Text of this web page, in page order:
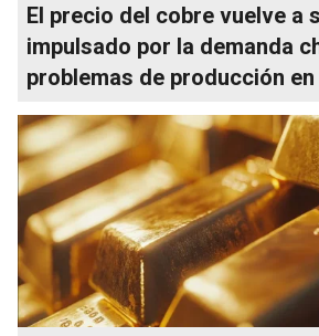
El precio del cobre vuelve a
impulsado por la demanda
problemas de producción en